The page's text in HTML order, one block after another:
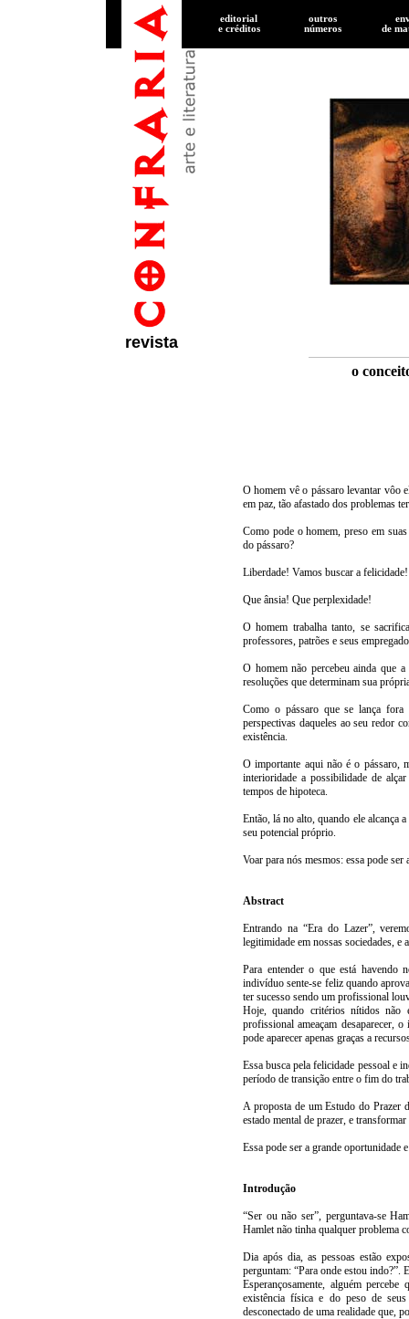
revista
editorial
e créditos
outros
números
de
o
O homem vê o pássaro levantar vôo
em paz, tão afastado dos problemas
Como pode o homem, preso em
do pássaro?
Liberdade! Vamos buscar a felicidade!
Que ânsia! Que perplexidade!
O homem trabalha tanto, se
professores, patrões e seus
O homem não percebeu ainda que
resoluções que determinam sua
Como o pássaro que se lança
perspectivas daqueles ao seu redor
existência.
O importante aqui não é o pássaro,
interioridade a possibilidade de
tempos de hipoteca.
Então, lá no alto, quando ele alcança
seu potencial próprio.
Voar para nós mesmos: essa pode
Abstract
Entrando na “Era do Lazer”,
legitimidade em nossas sociedades, e
Para entender o que está havendo
indivíduo sente-se feliz quando
ter sucesso sendo um profissional
Hoje, quando critérios nítidos não
profissional ameaçam desaparecer,
pode aparecer apenas graças a
Essa busca pela felicidade pessoal e
período de transição entre o fim do
A proposta de um Estudo do Prazer
estado mental de prazer, e
Essa pode ser a grande oportunidade
Introdução
“Ser ou não ser”, perguntava-se
Hamlet não tinha qualquer problema
Dia após dia, as pessoas estão
perguntam: “Para onde estou indo?”.
Esperançosamente, alguém
existência física e do peso de
desconectado de uma realidade que,